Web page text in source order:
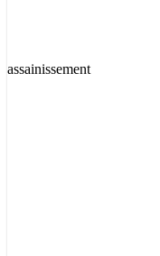
assainissement